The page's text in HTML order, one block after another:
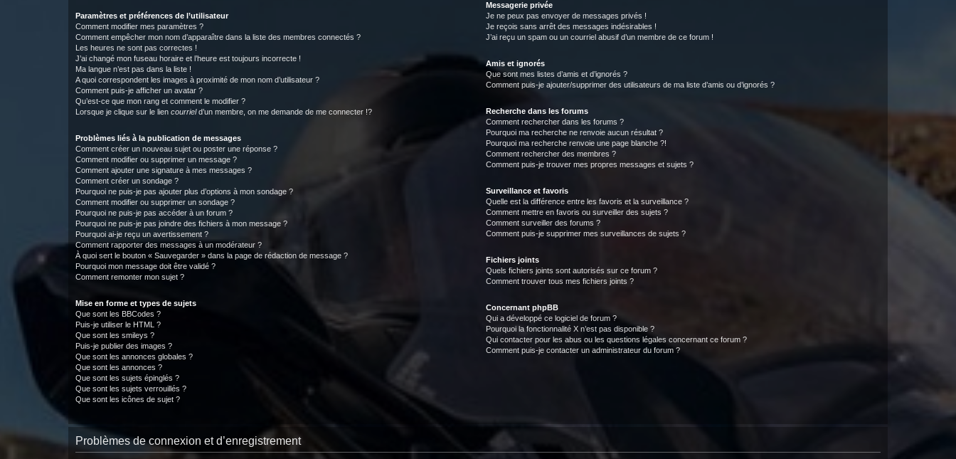
Paramètres et préférences de l’utilisateur
Comment modifier mes paramètres ?
Comment empêcher mon nom d’apparaître dans la liste des membres connectés ?
Les heures ne sont pas correctes !
J’ai changé mon fuseau horaire et l’heure est toujours incorrecte !
Ma langue n’est pas dans la liste !
A quoi correspondent les images à proximité de mon nom d’utilisateur ?
Comment puis-je afficher un avatar ?
Qu’est-ce que mon rang et comment le modifier ?
Lorsque je clique sur le lien courrield’un membre, on me demande de me connecter !?
Problèmes liés à la publication de messages
Comment créer un nouveau sujet ou poster une réponse ?
Comment modifier ou supprimer un message ?
Comment ajouter une signature à mes messages ?
Comment créer un sondage ?
Pourquoi ne puis-je pas ajouter plus d’options à mon sondage ?
Comment modifier ou supprimer un sondage ?
Pourquoi ne puis-je pas accéder à un forum ?
Pourquoi ne puis-je pas joindre des fichiers à mon message ?
Pourquoi ai-je reçu un avertissement ?
Comment rapporter des messages à un modérateur ?
À quoi sert le bouton « Sauvegarder » dans la page de rédaction de message ?
Pourquoi mon message doit être validé ?
Comment remonter mon sujet ?
Mise en forme et types de sujets
Que sont les BBCodes ?
Puis-je utiliser le HTML ?
Que sont les smileys ?
Puis-je publier des images ?
Que sont les annonces globales ?
Que sont les annonces ?
Que sont les sujets épinglés ?
Que sont les sujets verrouillés ?
Que sont les icônes de sujet ?
Messagerie privée
Je ne peux pas envoyer de messages privés !
Je reçois sans arrêt des messages indésirables !
J’ai reçu un spam ou un courriel abusif d’un membre de ce forum !
Amis et ignorés
Que sont mes listes d’amis et d’ignorés ?
Comment puis-je ajouter/supprimer des utilisateurs de ma liste d’amis ou d’ignorés ?
Recherche dans les forums
Comment rechercher dans les forums ?
Pourquoi ma recherche ne renvoie aucun résultat ?
Pourquoi ma recherche renvoie une page blanche ?!
Comment rechercher des membres ?
Comment puis-je trouver mes propres messages et sujets ?
Surveillance et favoris
Quelle est la différence entre les favoris et la surveillance ?
Comment mettre en favoris ou surveiller des sujets ?
Comment surveiller des forums ?
Comment puis-je supprimer mes surveillances de sujets ?
Fichiers joints
Quels fichiers joints sont autorisés sur ce forum ?
Comment trouver tous mes fichiers joints ?
Concernant phpBB
Qui a développé ce logiciel de forum ?
Pourquoi la fonctionnalité X n’est pas disponible ?
Qui contacter pour les abus ou les questions légales concernant ce forum ?
Comment puis-je contacter un administrateur du forum ?
Problèmes de connexion et d’enregistrement